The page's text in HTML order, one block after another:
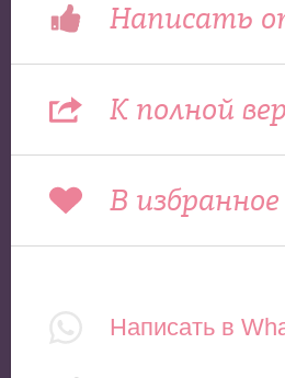
Написать
К полной
В избранное
Написать в